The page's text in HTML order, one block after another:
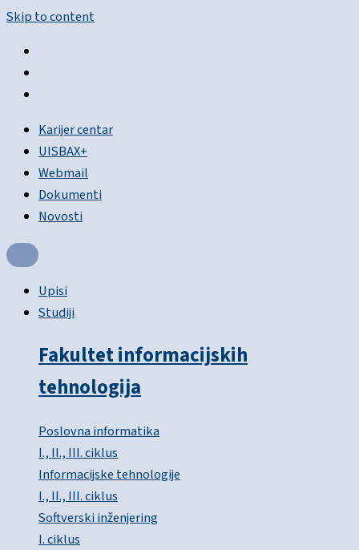
Skip to content
Karijer centar
UISBAX+
Webmail
Dokumenti
Novosti
Upisi
Studiji
Fakultet informacijskih
tehnologija
Poslovna informatika
I., II., III. ciklus
Informacijske tehnologije
I., II., III. ciklus
Softverski inženjering
I. ciklus